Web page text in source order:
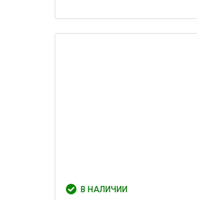
В НАЛИЧИИ